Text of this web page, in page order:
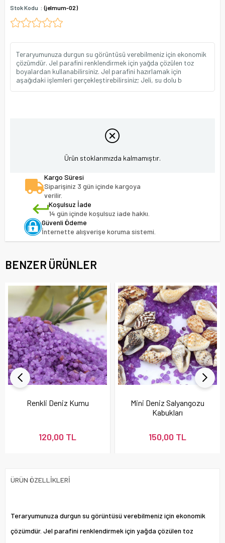
Stok Kodu (jelmum-02)
Teraryumunuza durgun su görüntüsü verebilmeniz için ekonomik
çözümdür. Jel parafini renklendirmek için yağda çözülen toz
boyalardan kullanabilirsiniz. Jel parafini hazırlamak için
aşağıdaki işlemleri gerçekleştirebilirsiniz; Jeli, su dolu b
Ürün stoklarımızda kalmamıştır.
Kargo Süresi
Siparişiniz 3 gün içinde kargoya
verilir.
Koşulsuz İade
14 gün içinde koşulsuz iade hakkı.
Güvenli Ödeme
İnternette alışverişe koruma sistemi.
BENZER ÜRÜNLER
Renkli Deniz Kumu
120,00 TL
Mini Deniz Salyangozu
Kabukları
150,00 TL
ÜRÜN ÖZELLIKLERI
Teraryumunuza durgun su görüntüsü verebilmeniz için ekonomik
çözümdür. Jel parafini renklendirmek için yağda çözülen toz